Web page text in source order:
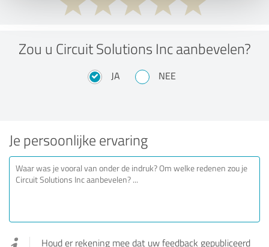
Zou u Circuit Solutions Inc aanbevelen?
JA NEE
Je persoonlijke ervaring
Houd er rekening mee dat uw feedback gepubliceerd